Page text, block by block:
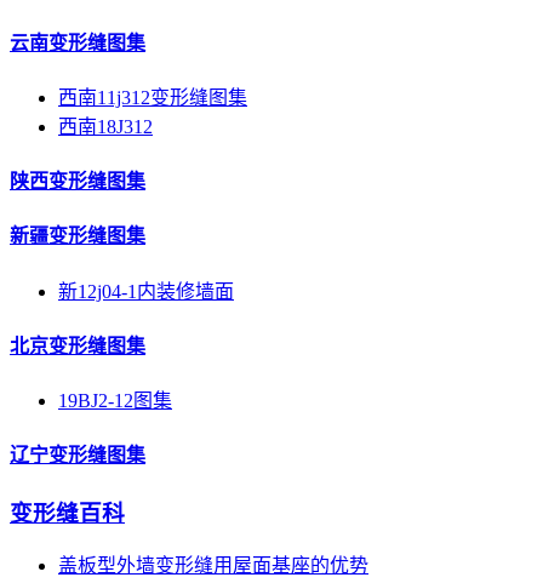
云南变形缝图集
西南11j312变形缝图集
西南18J312
陕西变形缝图集
新疆变形缝图集
新12j04-1内装修墙面
北京变形缝图集
19BJ2-12图集
辽宁变形缝图集
变形缝百科
盖板型外墙变形缝用屋面基座的优势